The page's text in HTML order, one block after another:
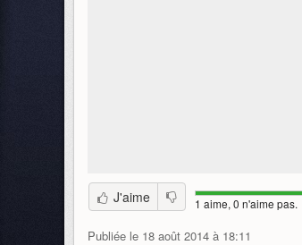
J'aime 1 aime, 0 n'aime pas.
Publiée le 18 août 2014 à 18:11